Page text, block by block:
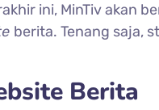
ini, MinTiv akan
berita. Tenang saja,
Berita